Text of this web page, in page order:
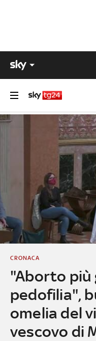
"Aborto più
pedofilia",
omelia del
vescovo di
CRONACA